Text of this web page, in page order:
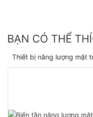
BẠN CÓ THỂ
Thiết bị năng lượng mặt